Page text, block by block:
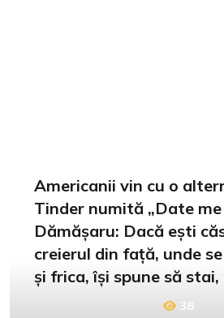
Americanii vin cu o
Tinder numită „Date me
Dămășaru: Dacă ești
creierul din față, unde
și frica, își spune să stai,
te prinde nevasta?”38